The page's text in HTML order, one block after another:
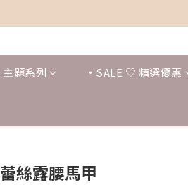
題系列 ・SALE ♡ 精選優惠
絲露腰馬甲